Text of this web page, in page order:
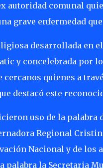
autoridad comunal
grave enfermedad
desarrollada en
y concelebrada por
cercanos quienes a
destacó este
uso de la palabra
Regional
Nacional y de
palabra la Secretaria